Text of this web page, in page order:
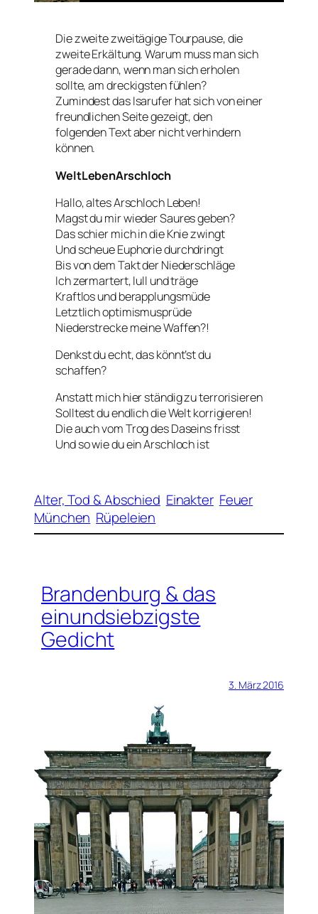
Die zweite zweitägige Tourpause, die
zweite Erkältung. Warum muss man sich
gerade dann, wenn man sich erholen
sollte, am dreckigsten fühlen?
Zumindest das Isarufer hat sich von einer
freundlichen Seite gezeigt, den
folgenden Text aber nicht verhindern
können.
WeltLebenArschloch
Hallo, altes Arschloch Leben!
Magst du mir wieder Saures geben?
Das schier mich in die Knie zwingt
Und scheue Euphorie durchdringt
Bis von dem Takt der Niederschläge
Ich zermartert, lull und träge
Kraftlos und berapplungsmüde
Letztlich optimismusprüde
Niederstrecke meine Waffen?!
Denkst du echt, das könnt’st du
schaffen?
Anstatt mich hier ständig zu terrorisieren
Solltest du endlich die Welt korrigieren!
Die auch vom Trog des Daseins frisst
Und so wie du ein Arschloch ist
Alter, Tod & Abschied Einakter Feuer
München Rüpeleien
Brandenburg & das
einundsiebzigste
Gedicht
3. März 2016